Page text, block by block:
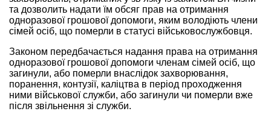
та дозволить надати їм обсяг прав на отримання
одноразової грошової допомоги, яким володіють члени
сімей осіб, що померли в статусі військовослужбовця.
Законом передбачається надання права на отримання
одноразової грошової допомоги членам сімей осіб, що
загинули, або померли внаслідок захворювання,
поранення, контузії, каліцтва в період проходження
ними військової служби, або загинули чи померли вже
після звільнення зі служби.